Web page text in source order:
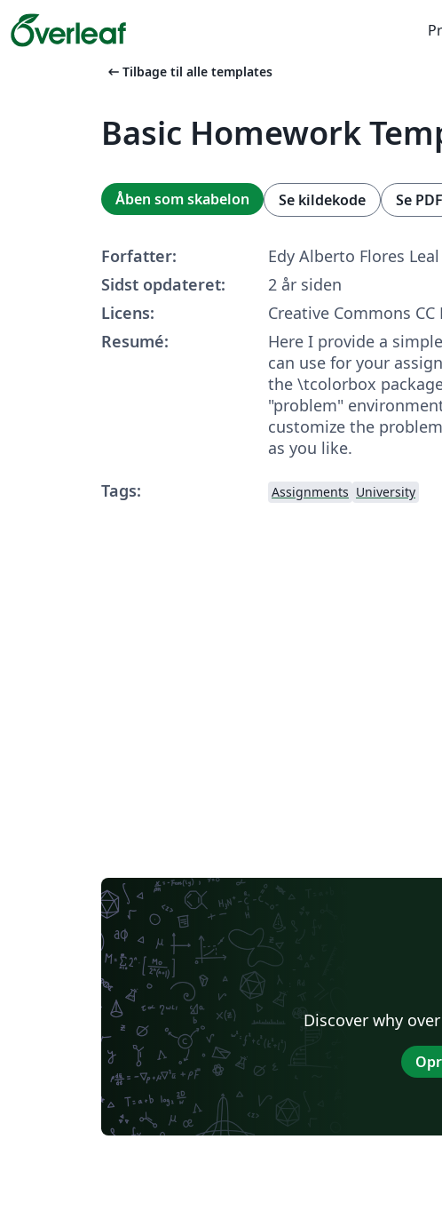
arrow_left_alt Tilbage til alle templates
Basic Homework
Åben som skabelon Se kildekode Se PDF
Forfatter:
Edy Alberto Flores Leal
Sidst opdateret:
2 år siden
Licens:
Creative Commons CC
Resumé:
Here I provide a
can use for your
the \tcolorbox
"problem"
customize the
as you like.
Tags:
Assignments University
Discover why